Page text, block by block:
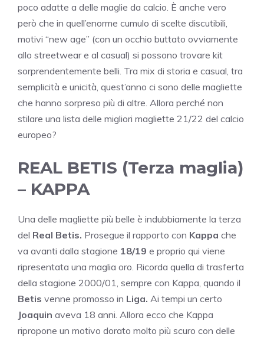
poco adatte a delle maglie da calcio. È anche vero
però che in quell’enorme cumulo di scelte discutibili,
motivi “new age” (con un occhio buttato ovviamente
allo streetwear e al casual) si possono trovare kit
sorprendentemente belli. Tra mix di storia e casual, tra
semplicità e unicità, quest’anno ci sono delle magliette
che hanno sorpreso più di altre. Allora perché non
stilare una lista delle migliori magliette 21/22 del calcio
europeo?
REAL BETIS (Terza maglia)
– KAPPA
Una delle magliette più belle è indubbiamente la terza
del Real Betis. Prosegue il rapporto con Kappa che
va avanti dalla stagione 18/19 e proprio qui viene
ripresentata una maglia oro. Ricorda quella di trasferta
della stagione 2000/01, sempre con Kappa, quando il
Betis venne promosso in Liga. Ai tempi un certo
Joaquin aveva 18 anni. Allora ecco che Kappa
ripropone un motivo dorato molto più scuro con delle